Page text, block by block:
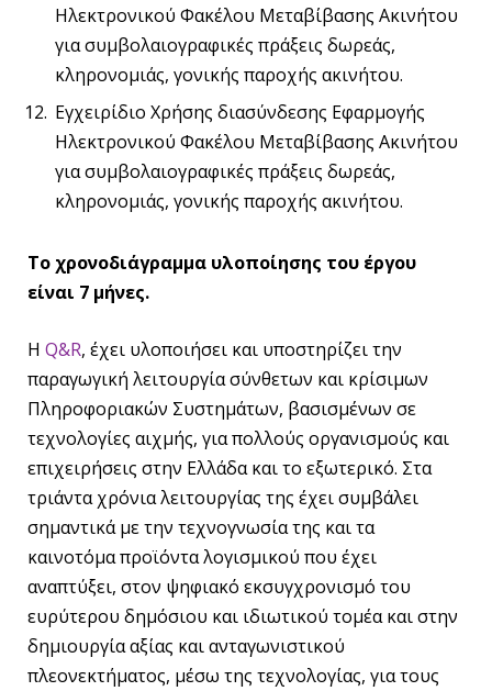
Ηλεκτρονικού Φακέλου Μεταβίβασης Ακινήτου
για συμβολαιογραφικές πράξεις δωρεάς,
κληρονομιάς, γονικής παροχής ακινήτου.
Εγχειρίδιο Χρήσης διασύνδεσης Εφαρμογής
Ηλεκτρονικού Φακέλου Μεταβίβασης Ακινήτου
για συμβολαιογραφικές πράξεις δωρεάς,
κληρονομιάς, γονικής παροχής ακινήτου.
Το χρονοδιάγραμμα υλοποίησης του έργου
είναι 7 μήνες.
Η Q&R, έχει υλοποιήσει και υποστηρίζει την
παραγωγική λειτουργία σύνθετων και κρίσιμων
Πληροφοριακών Συστημάτων, βασισμένων σε
τεχνολογίες αιχμής, για πολλούς οργανισμούς και
επιχειρήσεις στην Ελλάδα και το εξωτερικό. Στα
τριάντα χρόνια λειτουργίας της έχει συμβάλει
σημαντικά με την τεχνογνωσία της και τα
καινοτόμα προϊόντα λογισμικού που έχει
αναπτύξει, στον ψηφιακό εκσυγχρονισμό του
ευρύτερου δημόσιου και ιδιωτικού τομέα και στην
δημιουργία αξίας και ανταγωνιστικού
πλεονεκτήματος, μέσω της τεχνολογίας, για τους